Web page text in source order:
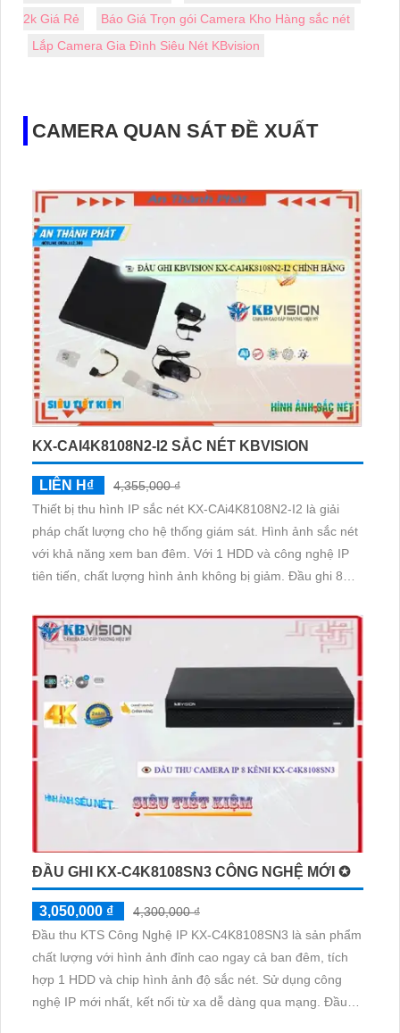
2k Giá Rẻ
Báo Giá Trọn gói Camera Kho Hàng sắc nét
Lắp Camera Gia Đình Siêu Nét KBvision
CAMERA QUAN SÁT ĐỀ XUẤT
KX-CAI4K8108N2-I2 SẮC NÉT KBVISION
LIÊN H₫
4,355,000 ₫
Thiết bị thu hình IP sắc nét KX-CAi4K8108N2-I2 là giải
pháp chất lượng cho hệ thống giám sát. Hình ảnh sắc nét
với khả năng xem ban đêm. Với 1 HDD và công nghệ IP
tiên tiến, chất lượng hình ảnh không bị giảm. Đầu ghi 8
xưởng, công trình
ĐẦU GHI KX-C4K8108SN3 CÔNG NGHỆ MỚI ✪
3,050,000 ₫
4,300,000 ₫
Đầu thu KTS Công Nghệ IP KX-C4K8108SN3 là sản phẩm
chất lượng với hình ảnh đỉnh cao ngay cả ban đêm, tích
hợp 1 HDD và chip hình ảnh độ sắc nét. Sử dụng công
nghệ IP mới nhất, kết nối từ xa dễ dàng qua mạng. Đầu